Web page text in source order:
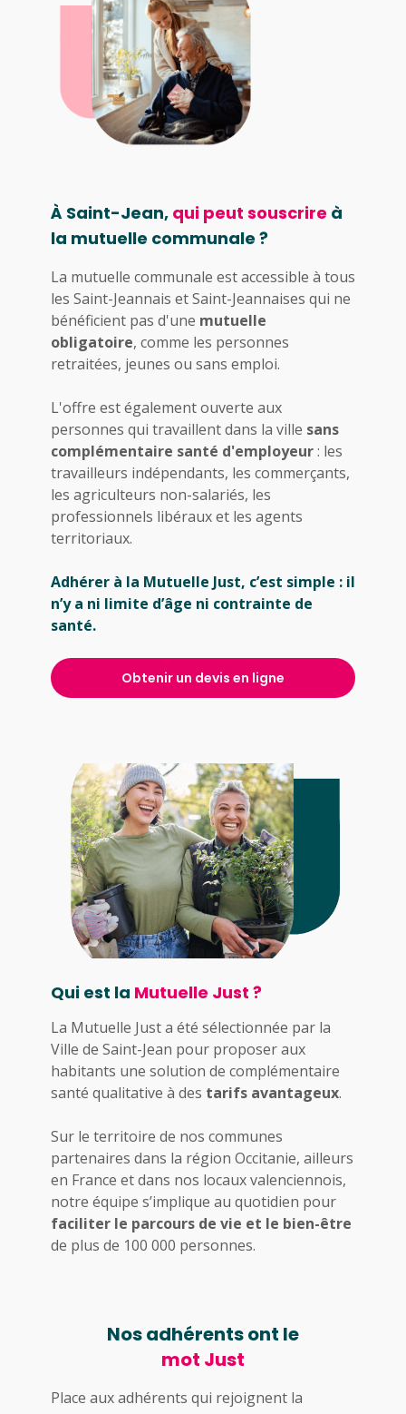
À Saint-Jean, qui peut souscrire à
la mutuelle communale ?
La mutuelle communale est accessible à tous
les Saint-Jeannais et Saint-Jeannaises qui ne
bénéficient pas d'une mutuelle
obligatoire, comme les personnes
retraitées, jeunes ou sans emploi.
L'offre est également ouverte aux
personnes qui travaillent dans la ville sans
complémentaire santé d'employeur: les
travailleurs indépendants, les commerçants,
les agriculteurs non-salariés, les
professionnels libéraux et les agents
territoriaux.
Adhérer à la Mutuelle Just, c’est simple : il
n’y a ni limite d’âge ni contrainte de
santé.
Obtenir un devis en ligne
Qui est la Mutuelle Just ?
La Mutuelle Just a été sélectionnée par la
Ville de Saint-Jean pour proposer aux
habitants une solution de complémentaire
santé qualitative à des tarifs avantageux.
Sur le territoire de nos communes
partenaires dans la région Occitanie, ailleurs
en France et dans nos locaux valenciennois,
notre équipe s’implique au quotidien pour
faciliter le parcours de vie et le bien-être
de plus de 100 000 personnes.
Nos adhérents ont le
mot Just
Place aux adhérents qui rejoignent la